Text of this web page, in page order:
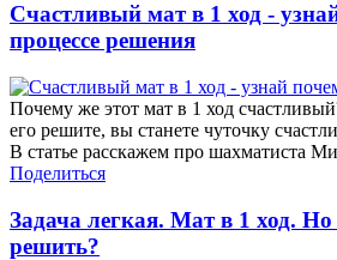
Счастливый мат в 1 ход -
процессе решения
Почему же этот мат в 1 ход
его решите, вы станете чуточку
В статье расскажем про шахматиста
Поделиться
Задача легкая. Мат в 1 ход.
решить?